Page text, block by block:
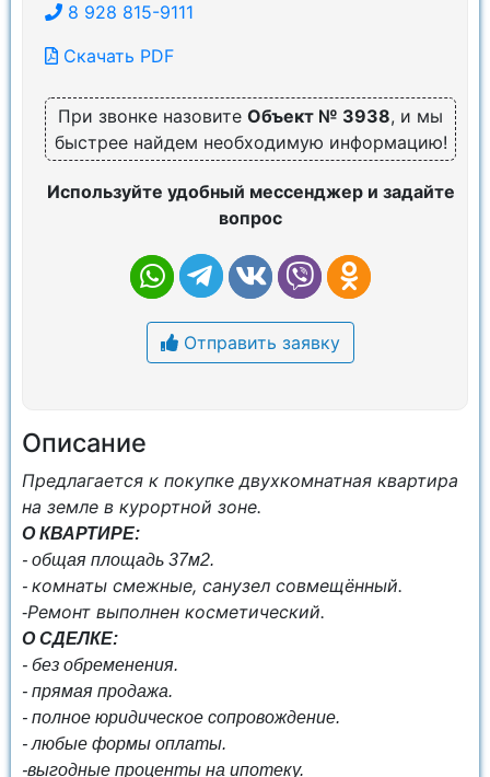
8 928 815-9111
Скачать PDF
При звонке назовите Объект № 3938, и мы
быстрее найдем необходимую информацию!
Используйте удобный мессенджер и задайте
вопрос
Отправить заявку
Описание
Предлагается к покупке двухкомнатная квартира
на земле в курортной зоне.
О КВАРТИРЕ:
- общая площадь 37м2.
- комнаты смежные, санузел совмещённый.
-Ремонт выполнен косметический.
О СДЕЛКЕ:
- без обременения.
- прямая продажа.
- полное юридическое сопровождение.
- любые формы оплаты.
-выгодные проценты на ипотеку.